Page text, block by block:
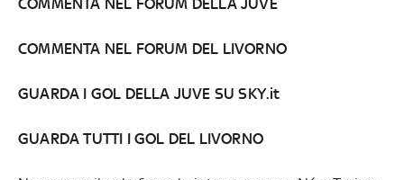
COMMENTA NEL FORUM DEL LIVORNO
GUARDA I GOL DELLA JUVE SU SKY.it
GUARDA TUTTI I GOL DEL LIVORNO